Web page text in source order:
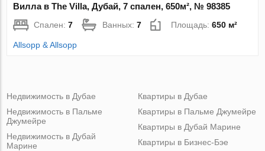
Вилла в The Villa, Дубай, 7 спален, 650м², № 98385
Спален:7 Ванных:7 Площадь:650 м²
Allsopp & Allsopp
Недвижимость в Дубае
Недвижимость в Пальме
Джумейре
Недвижимость в Дубай
Марине
Квартиры в Дубае
Квартиры в Пальме Джумейре
Квартиры в Дубай Марине
Квартиры в Бизнес-Бэе